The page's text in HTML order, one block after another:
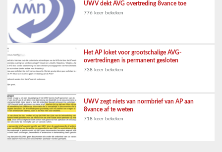
UWV dekt AVG overtreding 8vance toe
776 keer bekeken
Het AP loket voor grootschalige AVG-
overtredingen is permanent gesloten
738 keer bekeken
UWV zegt niets van normbrief van AP aan
8vance af te weten
718 keer bekeken